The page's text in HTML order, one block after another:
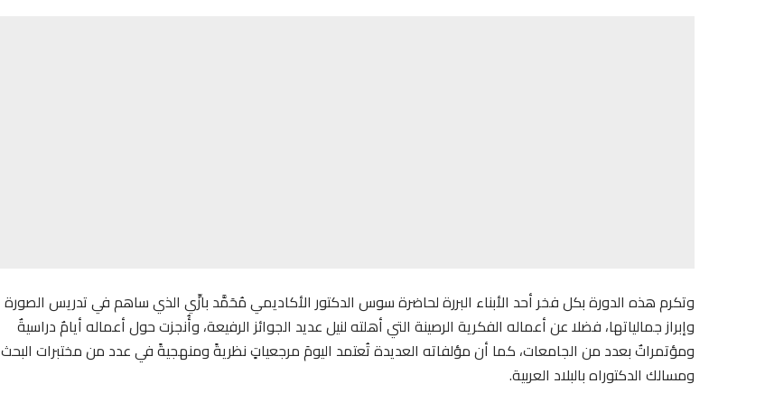
وتكرم هذه الدورة بكل فخر أحد الأبناء البررة لحاضرة سوس الدكتور الأكاديمي مُحَمَّد بازِّي الذي ساهم في تدريس الصورة
وإبراز جمالياتها، فضلا عن أعماله الفكرية الرصينة التي أهلته لنيل عديد الجوائز الرفيعة، وأُنجزت حول أعماله أيامٌ دراسيةٌ
ومؤتمراتٌ بعدد من الجامعات، كما أن مؤلفاته العديدة تُعتمد اليومَ مرجعياتٍ نظريةً ومنهجيةً في عدد من مختبرات البحث
ومسالك الدكتوراه بالبلاد العربية.